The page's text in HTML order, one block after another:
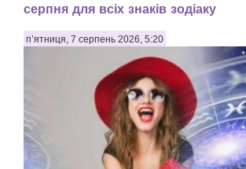
серпня для всіх знаків зодіаку
п’ятниця, 7 серпень 2026, 5:20